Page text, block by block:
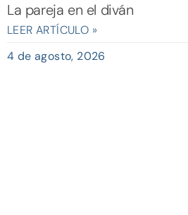
La pareja en el diván
LEER ARTÍCULO »
4 de agosto, 2026